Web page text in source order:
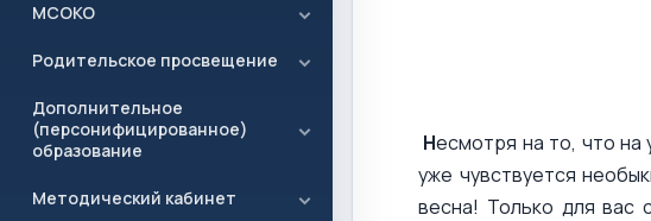
МСОКО
Родительское просвещение
Дополнительное
(персонифицированное)
образование
Методический кабинет
Несмотря на то, что
уже чувствуется
весна! Только для вас